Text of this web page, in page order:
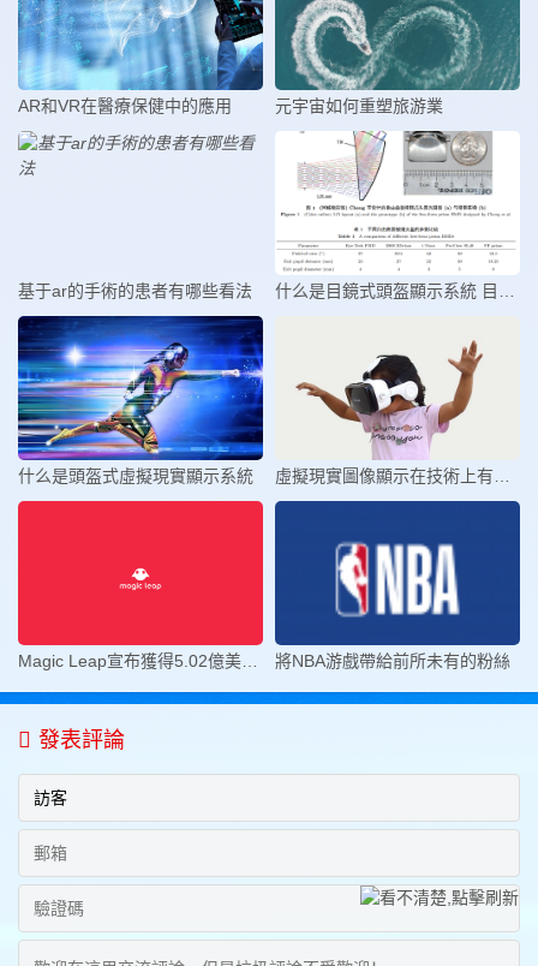
AR和VR在醫療保健中的應用 元宇宙如何重塑旅游業
基于ar的手術的患者有哪些看法
什么是頭盔式虛擬現實顯示系統
將NBA游戲帶給前所未有的粉絲
發表評論